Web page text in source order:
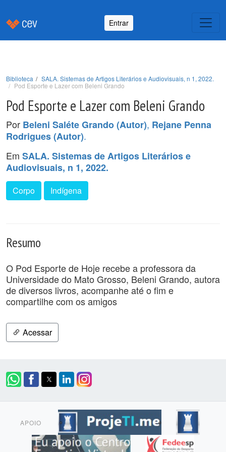
Entrar
Biblioteca
SALA. Sistemas de Artigos Literários e Audiovisuais, n 1, 2022.
Pod Esporte e Lazer com Beleni Grando
Pod Esporte e Lazer com Beleni Grando
Por Beleni Saléte Grando (Autor), Rejane Penna
Rodrigues (Autor).
Em SALA. Sistemas de Artigos Literários e
Audiovisuais, n 1, 2022.
Corpo Indígena
Resumo
O Pod Esporte de Hoje recebe a professora da
Universidade do Mato Grosso, Beleni Grando, autora
de diversos livros, acompanhe até o fim e
compartilhe com os amigos
Acessar
APOIO